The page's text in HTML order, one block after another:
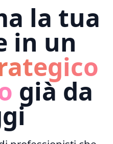
la tua
in un
già da